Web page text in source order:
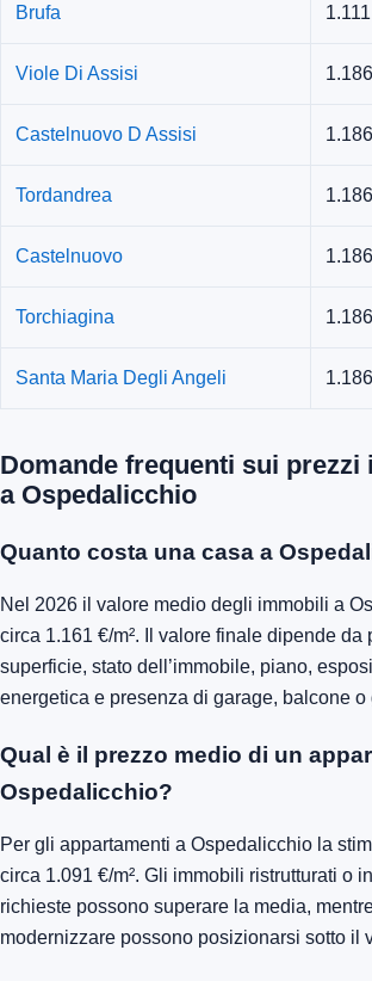
Brufa
Viole Di Assisi
Castelnuovo D Assisi
Tordandrea
Castelnuovo
Torchiagina
Santa Maria Degli Angeli
Domande frequenti sui
a Ospedalicchio
Quanto costa una casa a
Nel 2026 il valore medio degli immobili a
circa 1.161 €/m². Il valore finale dipende da
superficie, stato dell’immobile, piano,
energetica e presenza di garage, balcone o
Qual è il prezzo medio di un
Ospedalicchio?
Per gli appartamenti a Ospedalicchio la
circa 1.091 €/m². Gli immobili ristrutturati o
richieste possono superare la media,
modernizzare possono posizionarsi sotto il